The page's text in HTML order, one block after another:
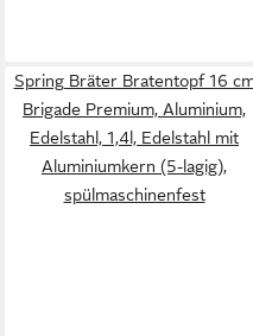
Spring Bräter Bratentopf 16
Brigade Premium, Aluminium,
Edelstahl, 1,4l, Edelstahl mit
Aluminiumkern (5-lagig),
spülmaschinenfest